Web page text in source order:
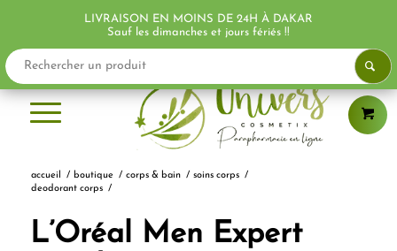
accueil / boutique / corps & bain / soins corps /
deodorant corps /
L’Oréal Men Expert
LIVRAISON EN MOINS DE 24H À DAKAR
Sauf les dimanches et jours fériés !!